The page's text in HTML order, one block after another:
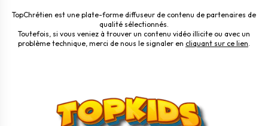
TopChrétien est une plate-forme diffuseur de contenu de partenaires de
qualité sélectionnés.
Toutefois, si vous veniez à trouver un contenu vidéo illicite ou avec un
problème technique, merci de nous le signaler en cliquant sur ce lien